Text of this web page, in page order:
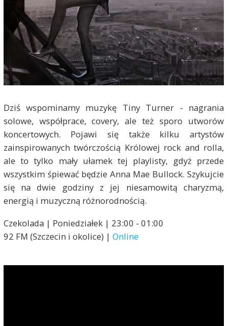
Dziś wspominamy muzykę Tiny Turner - nagrania
solowe, współprace, covery, ale też sporo utworów
koncertowych. Pojawi się także kilku artystów
zainspirowanych twórczością Królowej rock and rolla,
ale to tylko mały ułamek tej playlisty, gdyż przede
wszystkim śpiewać będzie Anna Mae Bullock. Szykujcie
się na dwie godziny z jej niesamowitą charyzmą,
energią i muzyczną różnorodnością.
Czekolada | Poniedziałek | 23:00 - 01:00
92 FM (Szczecin i okolice) | Online